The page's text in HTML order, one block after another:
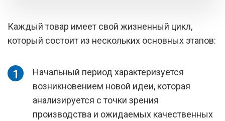
Каждый товар имеет свой жизненный цикл,
который состоит из нескольких основных этапов:
Начальный период характеризуется
возникновением новой идеи, которая
анализируется с точки зрения
производства и ожидаемых качественных